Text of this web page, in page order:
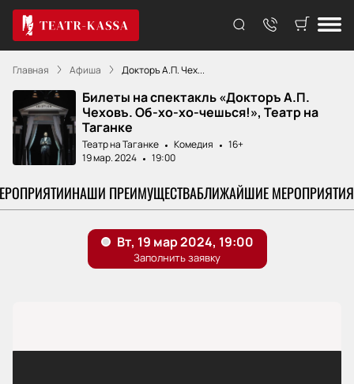
Главная Афиша Докторъ А.П. Чех...
Билеты на спектакль «Докторъ А.П.
Чеховъ. Об-хо-хо-чешься!», Театр на
Таганке
Театр на Таганке Комедия
16+
19 мар. 2024
19:00
НАШИ ПРЕИМУЩЕСТВАБЛИЖАЙШИЕ МЕРОПРИЯТИЯ